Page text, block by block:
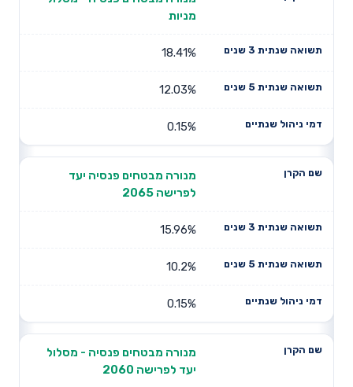
מניות
18.41%
12.03%
0.15%
מנורה מבטחים פנסיה יעד
לפרישה 2065
15.96%
10.2%
0.15%
מנורה מבטחים פנסיה - מסלול
יעד לפרישה 2060